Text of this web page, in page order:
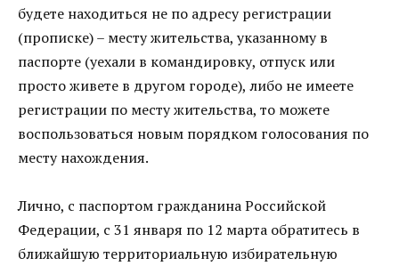
будете находиться не по адресу регистрации
(прописке) – месту жительства, указанному в
паспорте (уехали в командировку, отпуск или
просто живете в другом городе), либо не имеете
регистрации по месту жительства, то можете
воспользоваться новым порядком голосования по
месту нахождения.
Лично, с паспортом гражданина Российской
Федерации, с 31 января по 12 марта обратитесь в
ближайшую территориальную избирательную